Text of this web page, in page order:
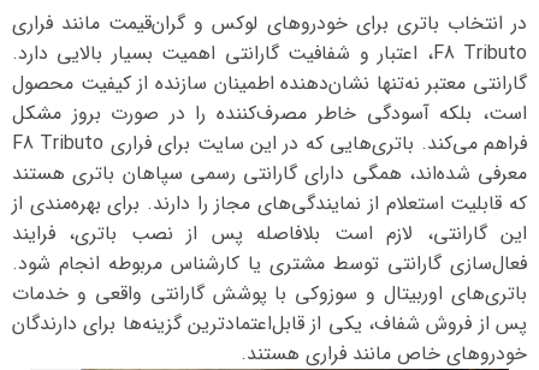
در انتخاب باتری برای خودروهای لوکس و گران‌قیمت مانند فراری
F8 Tributo، اعتبار و شفافیت گارانتی اهمیت بسیار بالایی دارد.
گارانتی معتبر نه‌تنها نشان‌دهنده اطمینان سازنده از کیفیت محصول
است، بلکه آسودگی خاطر مصرف‌کننده را در صورت بروز مشکل
فراهم می‌کند. باتری‌هایی که در این سایت برای فراری F8 Tributo
معرفی شده‌اند، همگی دارای گارانتی رسمی سپاهان باتری هستند
که قابلیت استعلام از نمایندگی‌های مجاز را دارند. برای بهره‌مندی از
این گارانتی، لازم است بلافاصله پس از نصب باتری، فرایند
فعال‌سازی گارانتی توسط مشتری یا کارشناس مربوطه انجام شود.
باتری‌های اوربیتال و سوزوکی با پوشش گارانتی واقعی و خدمات
پس از فروش شفاف، یکی از قابل‌اعتمادترین گزینه‌ها برای دارندگان
خودروهای خاص مانند فراری هستند.